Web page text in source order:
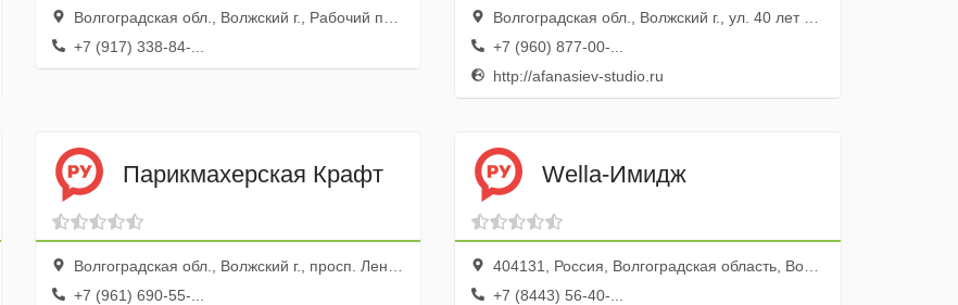
Волгоградская обл., Волжский г., Рабочий пос., ул. Большевистская, 70а
+7 (917) 338-84-...
Волгоградская обл., Волжский г., ул. 40 лет Победы, 66а
+7 (960) 877-00-...
http://afanasiev-studio.ru
Парикмахерская Крафт
Волгоградская обл., Волжский г., просп. Ленина, 120
+7 (961) 690-55-...
Wella-Имидж
404131, Россия, Волгоградская область, Волжский, Оломоуцкая улица, 31
+7 (8443) 56-40-...